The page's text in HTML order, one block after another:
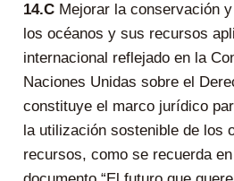
14.C Mejorar la conservación
los océanos y sus recursos
internacional reflejado en la
Naciones Unidas sobre el
constituye el marco jurídico
la utilización sostenible de los
recursos, como se recuerda